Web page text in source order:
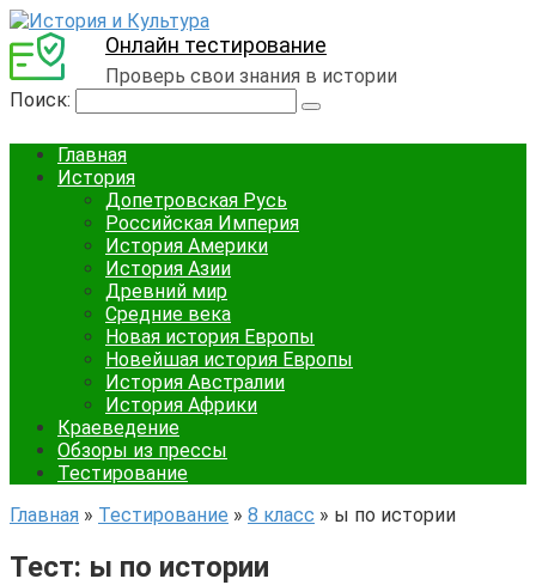
Онлайн тестирование
Проверь свои знания в истории
Поиск:
Главная
История
Допетровская Русь
Российская Империя
История Америки
История Азии
Древний мир
Средние века
Новая история Европы
Новейшая история Европы
История Австралии
История Африки
Краеведение
Обзоры из прессы
Тестирование
Главная » Тестирование » 8 класс » ы по истории
Тест: ы по истории